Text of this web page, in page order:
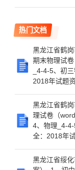
热门文档
黑龙江省鹤
期末物理试
_4-4-5、初
2018年试题
黑龙江省鹤
理试卷（
4、物理_4-
全：2018年
黑龙江省绥